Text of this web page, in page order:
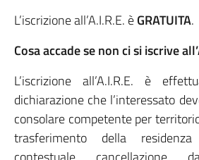
L’iscrizione all’A.I.R.E. èGRATUITA.
Cosa accade se non ci si iscrive
L’iscrizione all’A.I.R.E. è
dichiarazione che l’interessato
consolare competente per
trasferimento della